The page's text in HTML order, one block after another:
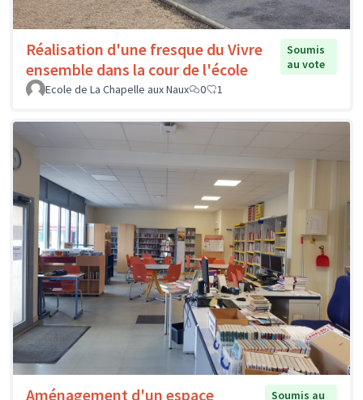
Réalisation d'une fresque du Vivre
ensemble dans la cour de l'école
Soumis
au vote
Ecole de La Chapelle aux Naux
0 1
Aménagement d'un espace Soumis au